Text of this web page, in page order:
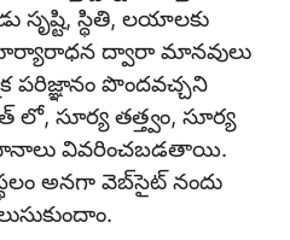
సృష్టి, స్థితి, లయాలకు
ద్వారా మానవులు
పరిజ్ఞానం పొందవచ్చని
లో, సూర్య తత్త్వం, సూర్య
వివరించబడతాయి.
అనగా వెబ్‌సైట్ నందు